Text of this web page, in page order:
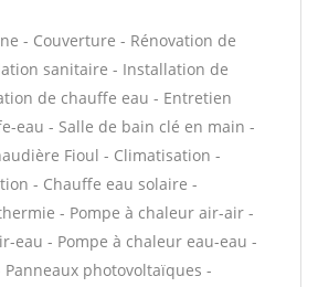
- Couverture - Rénovation de
sanitaire - Installation de
de chauffe eau - Entretien
eau - Salle de bain clé en main -
Fioul - Climatisation -
- Chauffe eau solaire -
- Pompe à chaleur air-air -
eau - Pompe à chaleur eau-eau -
photovoltaïques -